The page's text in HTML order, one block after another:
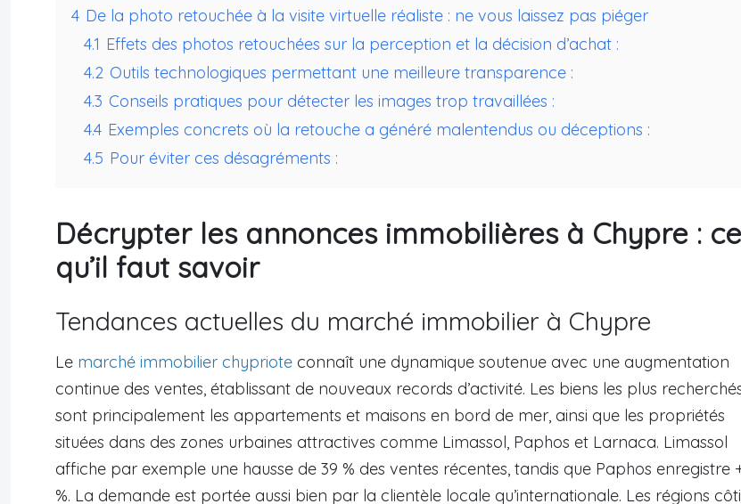
4 De la photo retouchée à la visite virtuelle réaliste : ne vous laissez pas piéger
4.1 Effets des photos retouchées sur la perception et la décision d’achat :
4.2 Outils technologiques permettant une meilleure transparence :
4.3 Conseils pratiques pour détecter les images trop travaillées :
4.4 Exemples concrets où la retouche a généré malentendus ou déceptions :
4.5 Pour éviter ces désagréments :
Décrypter les annonces immobilières à Chypre : ce
qu’il faut savoir
Tendances actuelles du marché immobilier à Chypre
Le marché immobilier chypriote connaît une dynamique soutenue avec une augmentation
continue des ventes, établissant de nouveaux records d’activité. Les biens les plus
sont principalement les appartements et maisons en bord de mer, ainsi que les propriétés
situées dans des zones urbaines attractives comme Limassol, Paphos et Larnaca. Limassol
affiche par exemple une hausse de 39 % des ventes récentes, tandis que Paphos enregistre
%. La demande est portée aussi bien par la clientèle locale qu’internationale. Les régions